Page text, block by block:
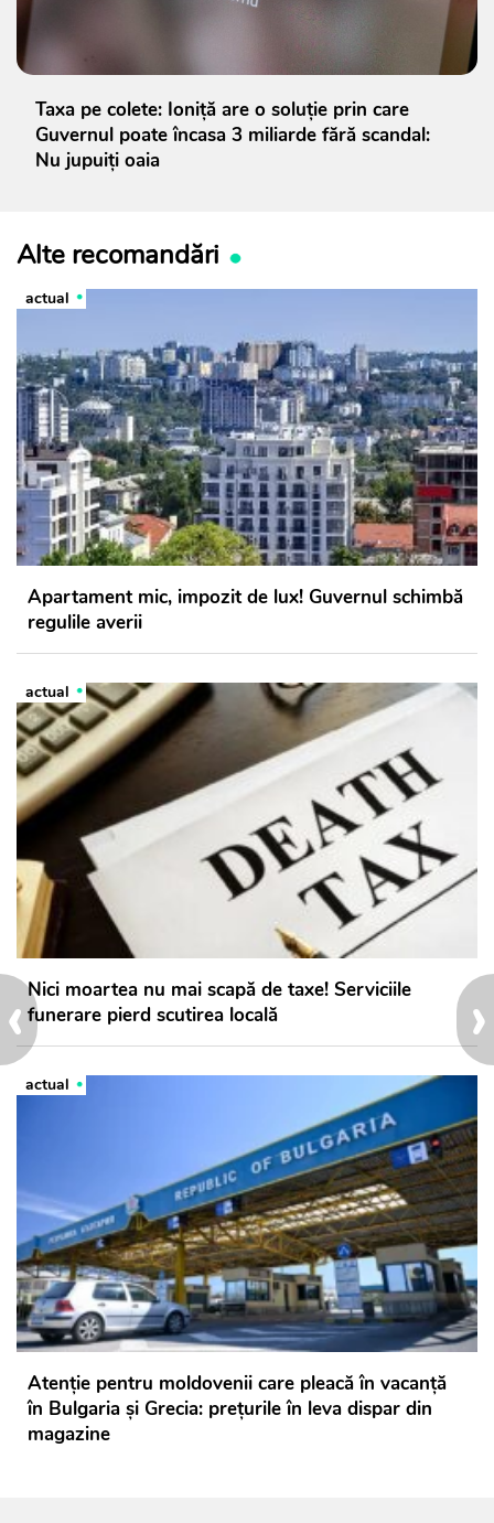
›
‹
Taxa pe colete: Ioniță are o soluție prin care
Guvernul poate încasa 3 miliarde fără scandal:
Nu jupuiți oaia
Alte recomandări
actual
Apartament mic, impozit de lux! Guvernul schimbă
regulile averii
actual
Nici moartea nu mai scapă de taxe! Serviciile
funerare pierd scutirea locală
actual
Atenție pentru moldovenii care pleacă în vacanță
în Bulgaria și Grecia: prețurile în leva dispar din
magazine